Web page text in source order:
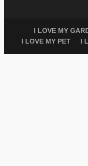
I LOVE MY
I LOVE MY PET
I